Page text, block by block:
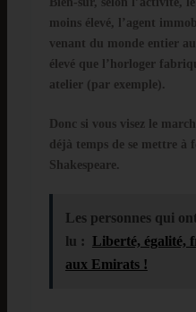
moins élevé, l’agent
venant du monde entier
élevé que l’horloger
atelier (par exemple).
Donc si vous visez le
déjà temps de se mettre à
Shakespeare.
Les personnes qui
lu : Liberté, égalité,
aux Emirats !